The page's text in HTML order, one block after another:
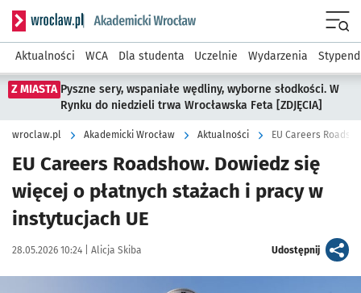
Serwis informacyjny wroclaw.pl podserwis: Akademicki
Aktualności WCA Dla studenta Uczelnie Wydarzenia
Z MIASTA Pyszne sery, wspaniałe wędliny, wyborne słodkości. W
Rynku do niedzieli trwa Wrocławska Feta [ZDJĘCIA]
wroclaw.pl Akademicki Wrocław Aktualności EU Careers
EU Careers Roadshow. Dowiedz się
więcej o płatnych stażach i pracy w
instytucjach UE
Data publikacji:
28.05.2026 10:24 | Autor:
Alicja Skiba Udostępnijartykuł